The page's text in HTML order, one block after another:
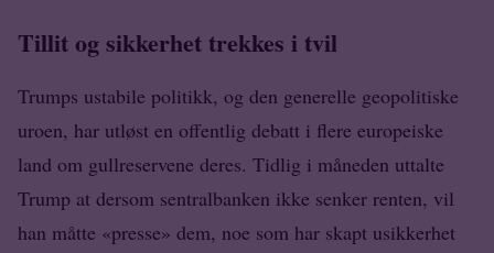
Tillit og sikkerhet trekkes i tvil
Trumps ustabile politikk, og den generelle geopolitiske
uroen, har utløst en offentlig debatt i flere europeiske
land om gullreservene deres. Tidlig i måneden uttalte
Trump at dersom sentralbanken ikke senker renten, vil
han måtte «presse» dem, noe som har skapt usikkerhet